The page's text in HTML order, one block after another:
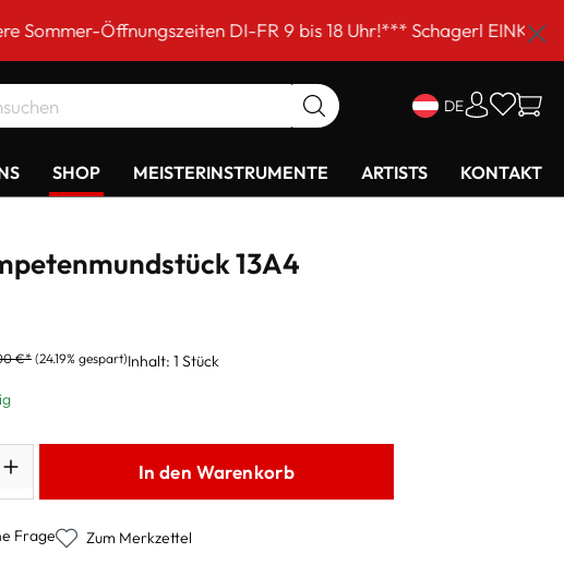
DI-FR 9 bis 18 Uhr!*** Schagerl
DE
SHOP MEISTERINSTRUMENTE ARTISTS KONTAKT
13A4
€*(24.19% gespart)Inhalt: 1 Stück
In den Warenkorb
Frage Zum Merkzettel